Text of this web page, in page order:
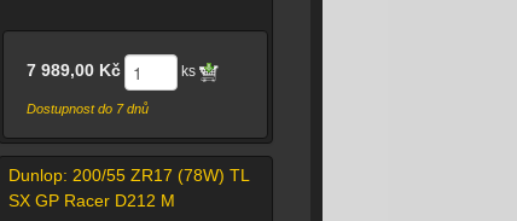
7 989,00 Kč ks
Dostupnost do 7 dnů
Dunlop: 200/55 ZR17 (78W) TL
SX GP Racer D212 M